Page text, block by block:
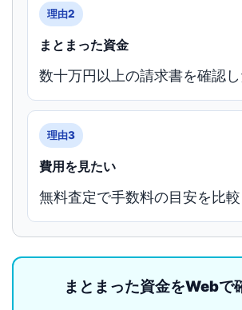
理由2
まとまった資金
数十万円以上の請求書を確認し
理由3
費用を見たい
無料査定で手数料の目安を比較
まとまった資金をWebで